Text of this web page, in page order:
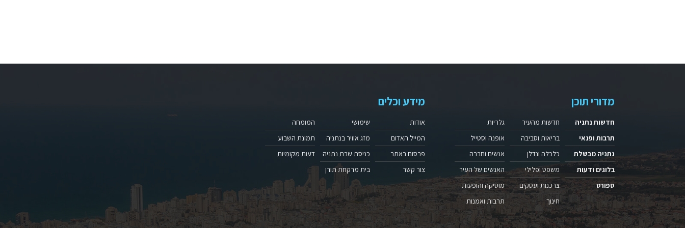
מדורי תוכן
חדשות נתניה
תרבות ופנאי
נתניה מבשלת
בלוגים ודעות
ספורט
חדשות מהעיר
בריאות וסביבה
כלכלה ונדלן
משפט ופלילי
צרכנות ועסקים
חינוך
גלריות
אופנה וסטייל
אנשים וחברה
האנשים של העיר
מוסיקה והופעות
תרבות ואמנות
מידע וכלים
אודות
המייל האדום
פרסום באתר
צור קשר
שימושי
מזג אוויר בנתניה
כניסת שבת נתניה
בית מרקחת תורן
המומחה
תמונת השבוע
דעות מקומיות